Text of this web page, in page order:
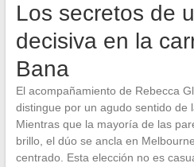
Los secretos de
decisiva en la
Bana
El acompañamiento de Rebecca
distingue por un agudo sentido de
Mientras que la mayoría de las
brillo, el dúo se ancla en
centrado. Esta elección no es